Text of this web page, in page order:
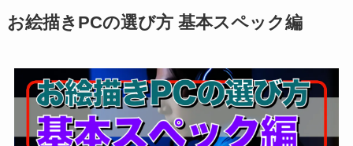
お絵描きPCの選び方 基本スペック編